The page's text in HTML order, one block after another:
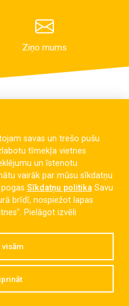
Ziņo mums
LV-3405
427 10
savas un trešo pušu
tīmekļa vietnes
un īstenotu
vairāk par mūsu sīkdatņu
Sīkdatņu politikaSavu
brīdī, nospiežot lapas
Pielāgot izvēli
visām